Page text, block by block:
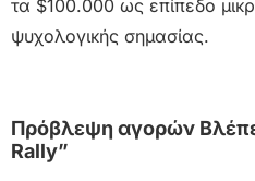
τα $100.000 ως επίπεδο
ψυχολογικής σημασίας.
Πρόβλεψη αγορών
Rally”